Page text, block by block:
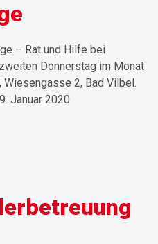
– Rat und Hilfe bei
Donnerstag im Monat
Wiesengasse 2, Bad Vilbel.
Januar 2020